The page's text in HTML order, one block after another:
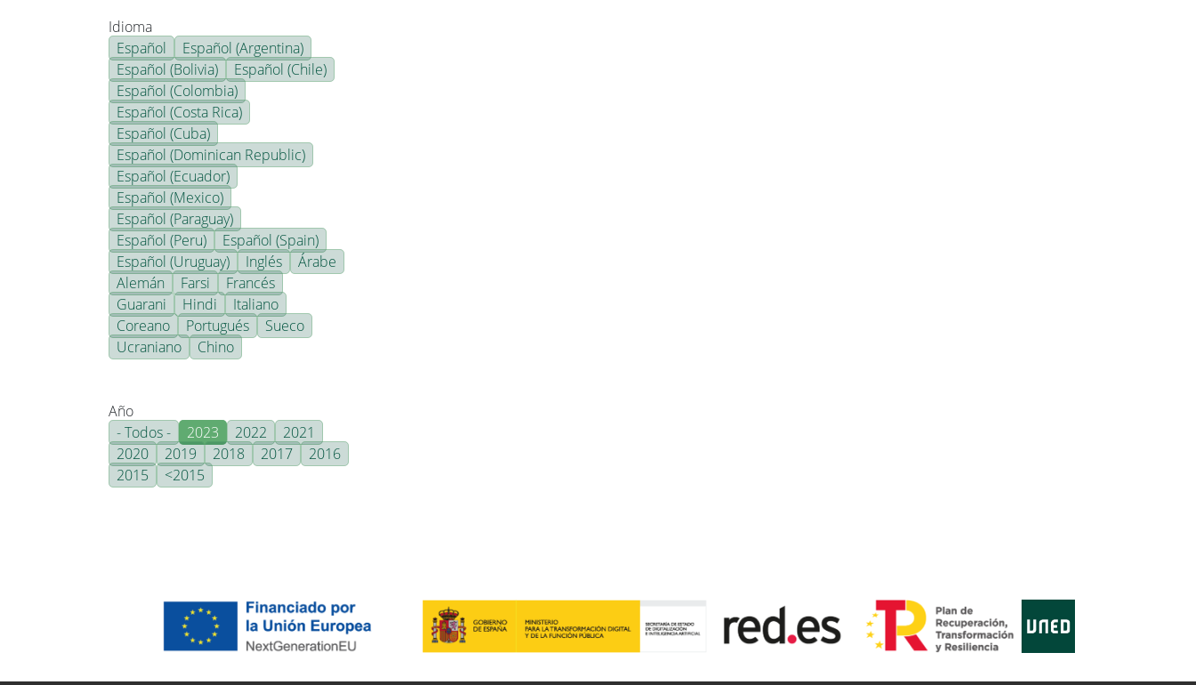
Idioma
Español
Español (Argentina)
Español (Bolivia)
Español (Chile)
Español (Colombia)
Español (Costa Rica)
Español (Cuba)
Español (Dominican Republic)
Español (Ecuador)
Español (Mexico)
Español (Paraguay)
Español (Peru)
Español (Spain)
Español (Uruguay)
Inglés
Árabe
Alemán
Farsi
Francés
Guarani
Hindi
Italiano
Coreano
Portugués
Sueco
Ucraniano
Chino
Año
- Todos -
2023 2022
2021
2020
2019 2018 2017
2016
2015
<2015